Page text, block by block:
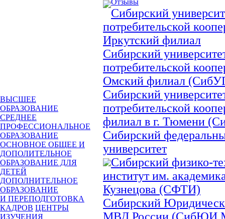
ВЫСШЕЕ
ОБРАЗОВАНИЕ
СРЕДНЕЕ
ПРОФЕССИОНАЛЬНОЕ
ОБРАЗОВАНИЕ
ОСНОВНОЕ ОБЩЕЕ И
ДОПОЛИТЕЛЬНОЕ
ОБРАЗОВАНИЕ ДЛЯ
ДЕТЕЙ
ДОПОЛНИТЕЛЬНОЕ
ОБРАЗОВАНИЕ
И ПЕРЕПОДГОТОВКА
КАДРОВ ЦЕНТРЫ
ИЗУЧЕНИЯ
Сибирский
потребительской
Иркутский филиал
Сибирский
потребительской
Омский филиал
Сибирский
потребительской
филиал в г. Тюмени
Сибирский
университет
Сибирский физико-
институт им.
Кузнецова (СФТИ)
Сибирский
МВД России (СибЮИ